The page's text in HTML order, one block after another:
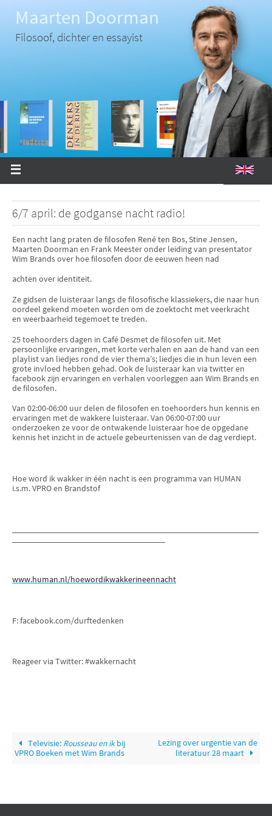
inhoud
Maarten Doorman
Filosoof, dichter en essayist
6/7 april: de godganse nacht radio!
Een nacht lang praten de filosofen René ten Bos, Stine Jensen,
Maarten Doorman en Frank Meester onder leiding van presentator
Wim Brands over hoe filosofen door de eeuwen heen nad
achten over identiteit.
Ze gidsen de luisteraar langs de filosofische klassiekers, die naar hun
oordeel gekend moeten worden om de zoektocht met veerkracht
en weerbaarheid tegemoet te treden.
25 toehoorders dagen in Café Desmet de filosofen uit. Met
persoonlijke ervaringen, met korte verhalen en aan de hand van een
playlist van liedjes rond de vier thema’s; liedjes die in hun leven een
grote invloed hebben gehad. Ook de luisteraar kan via twitter en
facebook zijn ervaringen en verhalen voorleggen aan Wim Brands en
de filosofen.
Van 02:00-06:00 uur delen de filosofen en toehoorders hun kennis en
ervaringen met de wakkere luisteraar. Van 06:00-07:00 uur
onderzoeken ze voor de ontwakende luisteraar hoe de opgedane
kennis het inzicht in de actuele gebeurtenissen van de dag verdiept.
Hoe word ik wakker in één nacht is een programma van HUMAN
i.s.m. VPRO en Brandstof
www.human.nl/hoewordikwakkerineennacht
F: facebook.com/durftedenken
Reageer via Twitter: #wakkernacht
Televisie: Rousseau en ikbij
VPRO Boeken met Wim Brands
Lezing over urgentie van de
literatuur 28 maart